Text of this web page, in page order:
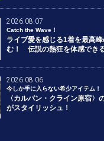
2026.08.07
Catch the Wave！
ライブ愛を感じる1着を最高
む！ 伝説の熱狂を体感でき
2026.08.06
今しか手に入らない希少アイテム！
〈カルバン・クライン原宿〉
がスタイリッシュ！